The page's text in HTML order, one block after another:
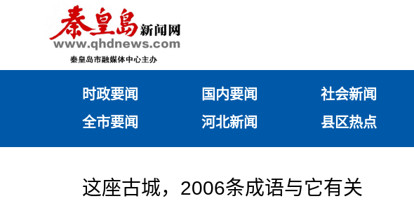
时政要闻 国内要闻 社会新闻
全市要闻
河北新闻 县区热点
这座古城，2006条成语与它有关